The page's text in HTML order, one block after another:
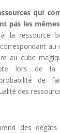
qui
pas les
la ressource
au cube
lors de la
de
des
des